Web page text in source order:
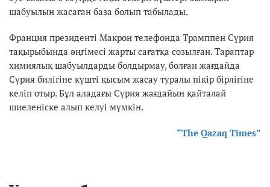
шабуылын жасаған база болып табылады.
Франция президенті Макрон телефонда Трамппен Сүрия
тақырыбында әңгімесі жарты сағатқа созылған. Тараптар
химиялық шабуылдарды болдырмау, болған жағдайда
Сүрия билігіне күшті қысым жасау туралы пікір бірлігіне
келіп отыр. Бұл аладағы Сүрия жағдайын қайталай
шиеленіске алып келуі мүмкін.
“The Qazaq Times”